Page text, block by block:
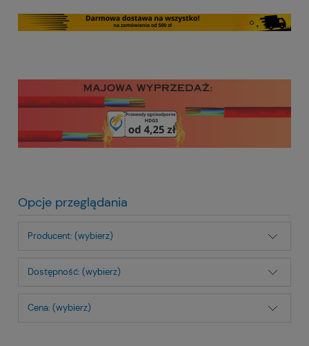
Opcje przeglądania
Producent: (wybierz)
Dostępność: (wybierz)
Cena: (wybierz)